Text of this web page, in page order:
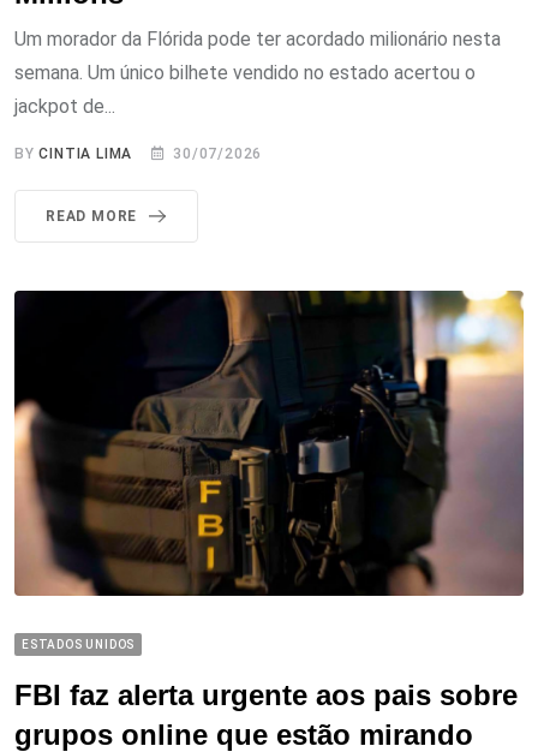
Um morador da Flórida pode ter acordado milionário nesta
semana. Um único bilhete vendido no estado acertou o
jackpot de...
BYCINTIA LIMA 30/07/2026
READ MORE
ESTADOS UNIDOS
FBI faz alerta urgente aos pais sobre
grupos online que estão mirando